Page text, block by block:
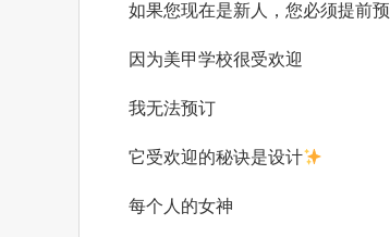
如果您现在是新人，您必须提前
因为美甲学校很受欢迎
我无法预订
它受欢迎的秘诀是设计
每个人的女神